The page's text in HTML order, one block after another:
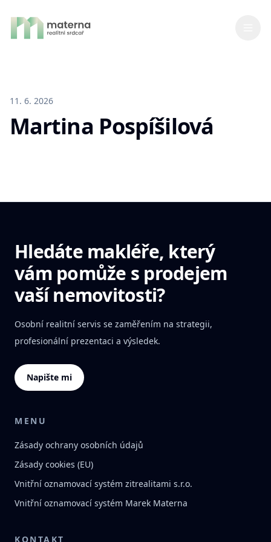
11. 6. 2026
Martina Pospíšilová
Hledáte makléře, který
vám pomůže s prodejem
vaší nemovitosti?
Osobní realitní servis se zaměřením na strategii,
profesionální prezentaci a výsledek.
Napište mi
MENU
Zásady ochrany osobních údajů
Zásady cookies (EU)
Vnitřní oznamovací systém zitrealitami s.r.o.
Vnitřní oznamovací systém Marek Materna
KONTAKT